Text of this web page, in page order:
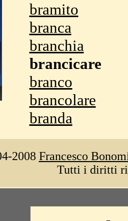
bramito
branca
branchia
brancicare
branco
brancolare
branda
2008 Francesco
Tutti i diritti